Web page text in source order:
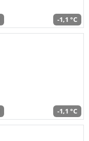
-1,1 °C
-1,1 °C